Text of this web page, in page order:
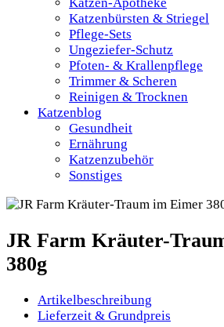
Katzenbürsten & Striegel
Pflege-Sets
Ungeziefer-Schutz
Pfoten- & Krallenpflege
Trimmer & Scheren
Reinigen & Trocknen
Katzenblog
Gesundheit
Ernährung
Katzenzubehör
Sonstiges
JR Farm Kräuter-
380g
Artikelbeschreibung
Lieferzeit & Grundpreis